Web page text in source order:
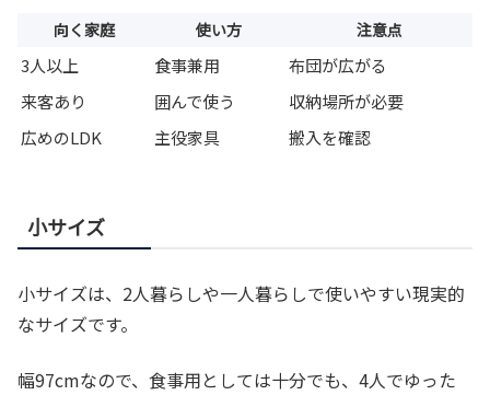
向く家庭 使い方 注意点
3人以上 食事兼用
布団が広がる
来客あり
囲んで使う
収納場所が必要
広めのLDK
主役家具 搬入を確認
小サイズ
小サイズは、2人暮らしや一人暮らしで使いやすい現実的
なサイズです。
幅97cmなので、食事用としては十分でも、4人でゆった